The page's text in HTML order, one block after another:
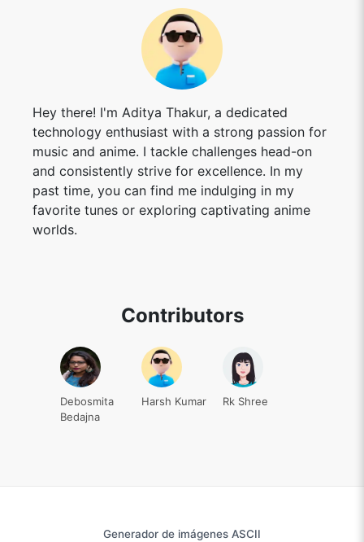
Hey there! I'm Aditya Thakur, a dedicated
technology enthusiast with a strong passion for
music and anime. I tackle challenges head-on
and consistently strive for excellence. In my
past time, you can find me indulging in my
favorite tunes or exploring captivating anime
worlds.
Contributors
Debosmita
Bedajna
Harsh Kumar Rk Shree
Generador de imágenes ASCII